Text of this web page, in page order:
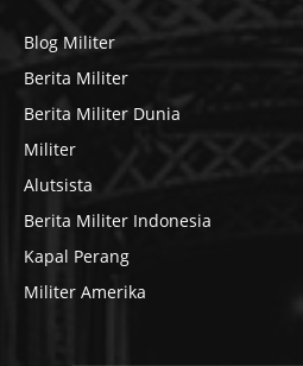
Blog Militer
Berita Militer
Berita Militer Dunia
Militer
Alutsista
Berita Militer Indonesia
Kapal Perang
Militer Amerika